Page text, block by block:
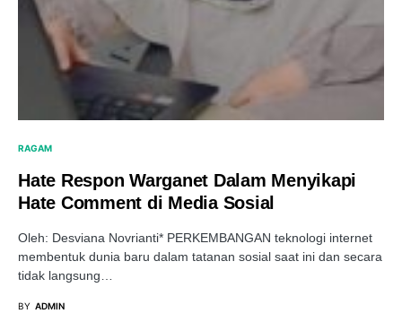
RAGAM
Hate Respon Warganet Dalam Menyikapi
Hate Comment di Media Sosial
Oleh: Desviana Novrianti* PERKEMBANGAN teknologi internet
membentuk dunia baru dalam tatanan sosial saat ini dan secara
tidak langsung…
BY ADMIN